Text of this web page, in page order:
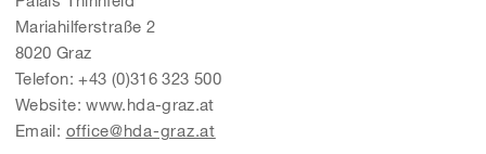
Mariahilferstraße 2
8020 Graz
Telefon: +43 (0)316 323 500
Website: www.hda-graz.at
Email: office@hda-graz.at